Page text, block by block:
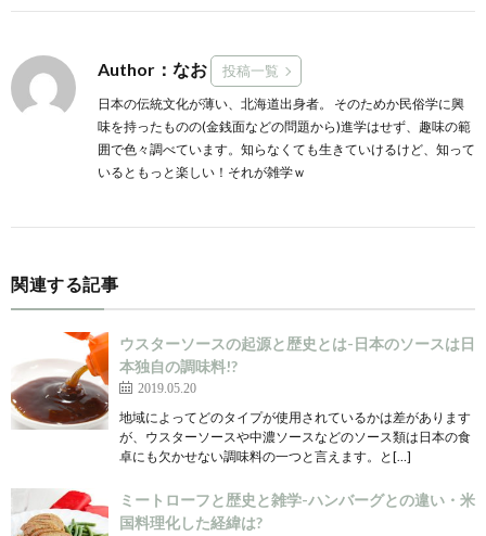
Author：なお 投稿一覧
日本の伝統文化が薄い、北海道出身者。 そのためか民俗学に興
味を持ったものの(金銭面などの問題から)進学はせず、趣味の範
囲で色々調べています。知らなくても生きていけるけど、知って
いるともっと楽しい！それが雑学ｗ
関連する記事
ウスターソースの起源と歴史とは-日本のソースは日
本独自の調味料!?
2019.05.20
地域によってどのタイプが使用されているかは差があります
が、ウスターソースや中濃ソースなどのソース類は日本の食
卓にも欠かせない調味料の一つと言えます。と[…]
ミートローフと歴史と雑学-ハンバーグとの違い・米
国料理化した経緯は?